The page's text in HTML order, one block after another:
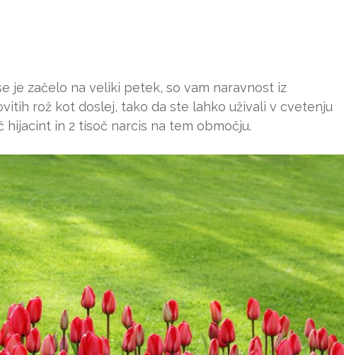
je začelo na veliki petek, so vam naravnost iz
rož kot doslej, tako da ste lahko uživali v cvetenju
in 2 tisoč narcis na tem območju.